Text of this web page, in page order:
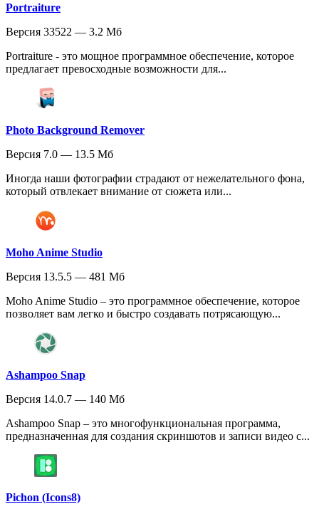
Portraiture
Версия 33522 — 3.2 Мб
Portraiture - это мощное программное обеспечение, которое
предлагает превосходные возможности для...
Photo Background Remover
Версия 7.0 — 13.5 Мб
Иногда наши фотографии страдают от нежелательного фона,
который отвлекает внимание от сюжета или...
Moho Anime Studio
Версия 13.5.5 — 481 Мб
Moho Anime Studio – это программное обеспечение, которое
позволяет вам легко и быстро создавать потрясающую...
Ashampoo Snap
Версия 14.0.7 — 140 Мб
Ashampoo Snap – это многофункциональная программа,
предназначенная для создания скриншотов и записи видео с...
Pichon (Icons8)